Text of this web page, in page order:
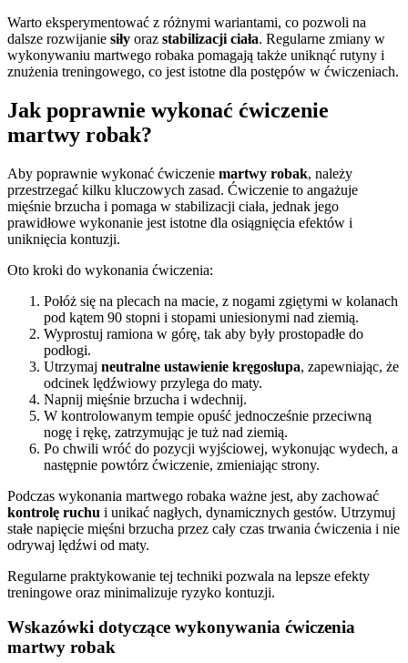
Warto eksperymentować z różnymi wariantami, co pozwoli na
dalsze rozwijanie siły oraz stabilizacji ciała. Regularne zmiany w
wykonywaniu martwego robaka pomagają także uniknąć rutyny i
znużenia treningowego, co jest istotne dla postępów w ćwiczeniach.
Jak poprawnie wykonać ćwiczenie
martwy robak?
Aby poprawnie wykonać ćwiczenie martwy robak, należy
przestrzegać kilku kluczowych zasad. Ćwiczenie to angażuje
mięśnie brzucha i pomaga w stabilizacji ciała, jednak jego
prawidłowe wykonanie jest istotne dla osiągnięcia efektów i
uniknięcia kontuzji.
Oto kroki do wykonania ćwiczenia:
Połóż się na plecach na macie, z nogami zgiętymi w kolanach
pod kątem 90 stopni i stopami uniesionymi nad ziemią.
Wyprostuj ramiona w górę, tak aby były prostopadłe do
podłogi.
Utrzymaj neutralne ustawienie kręgosłupa, zapewniając, że
odcinek lędźwiowy przylega do maty.
Napnij mięśnie brzucha i wdechnij.
W kontrolowanym tempie opuść jednocześnie przeciwną
nogę i rękę, zatrzymując je tuż nad ziemią.
Po chwili wróć do pozycji wyjściowej, wykonując wydech, a
następnie powtórz ćwiczenie, zmieniając strony.
Podczas wykonania martwego robaka ważne jest, aby zachować
kontrolę ruchu i unikać nagłych, dynamicznych gestów. Utrzymuj
stałe napięcie mięśni brzucha przez cały czas trwania ćwiczenia i nie
odrywaj lędźwi od maty.
Regularne praktykowanie tej techniki pozwala na lepsze efekty
treningowe oraz minimalizuje ryzyko kontuzji.
Wskazówki dotyczące wykonywania ćwiczenia
martwy robak